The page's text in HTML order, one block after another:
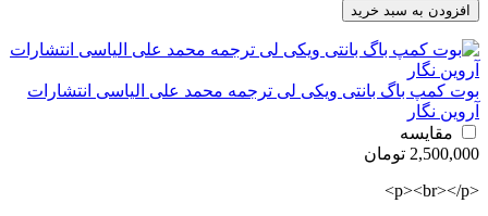
افزودن به سبد خرید
بوت کمپ باگ بانتی ویکی لی ترجمه محمد علی الیاسی انتشارات
آروین نگار
مقایسه
2,500,000 تومان
<p><br></p>